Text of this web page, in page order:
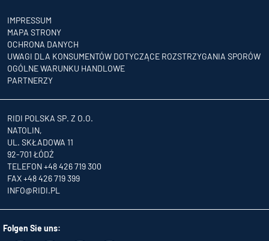
IMPRESSUM
MAPA STRONY
OCHRONA DANYCH
UWAGI DLA KONSUMENTÓW DOTYCZĄCE ROZSTRZYGANIA SPORÓW
OGÓLNE WARUNKU HANDLOWE
PARTNERZY
RIDI POLSKA SP. Z O.O.
NATOLIN,
UL. SKŁADOWA 11
92-701 ŁÓDŹ
TELEFON +48 426 719 300
FAX +48 426 719 399
INFO@RIDI.PL
Folgen Sie uns: